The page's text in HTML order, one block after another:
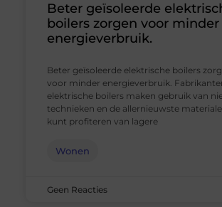
Beter geïsoleerde
boilers zorgen voor minder
energieverbruik.
Beter geïsoleerde elektrische boilers
voor minder energieverbruik.
elektrische boilers maken gebruik van
technieken en de allernieuwste
kunt profiteren van lagere
Wonen
Geen Reacties